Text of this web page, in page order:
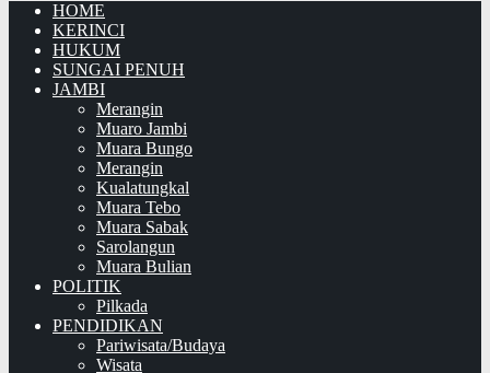
HOME
KERINCI
HUKUM
SUNGAI PENUH
JAMBI
Merangin
Muaro Jambi
Muara Bungo
Merangin
Kualatungkal
Muara Tebo
Muara Sabak
Sarolangun
Muara Bulian
POLITIK
Pilkada
PENDIDIKAN
Pariwisata/Budaya
Wisata